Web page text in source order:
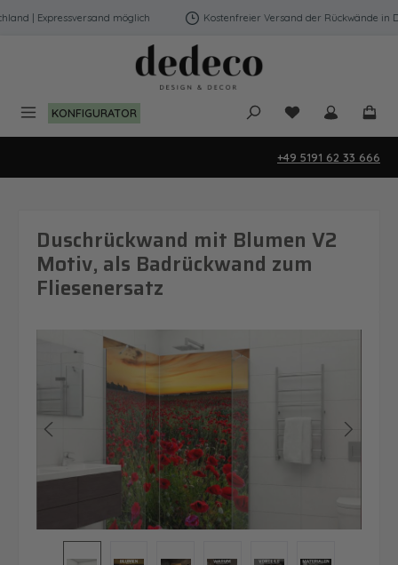
Zum Hauptinhalt springen
| Expressversand möglich Kostenfreier Versand der Rückwände in
KONFIGURATOR Du hast 0
+49 5191 62 33 666
Duschrückwand mit Blumen V2
Motiv, als Badrückwand zum
Fliesenersatz
Bildergalerie überspringen